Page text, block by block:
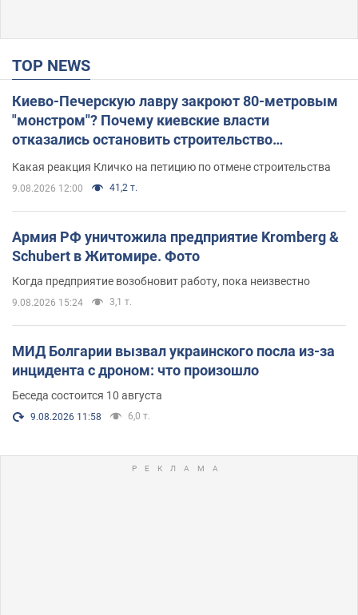
TOP NEWS
Киево-Печерскую лавру закроют 80-метровым
"монстром"? Почему киевские власти
отказались остановить строительство
Какая реакция Кличко на петицию по отмене строительства
9.08.2026 12:00 41,2 т.
Армия РФ уничтожила предприятие Kromberg &
Schubert в Житомире. Фото
Когда предприятие возобновит работу, пока неизвестно
9.08.2026 15:24 3,1 т.
МИД Болгарии вызвал украинского посла из-за
инцидента с дроном: что произошло
Беседа состоится 10 августа
9.08.2026 11:58 6,0 т.